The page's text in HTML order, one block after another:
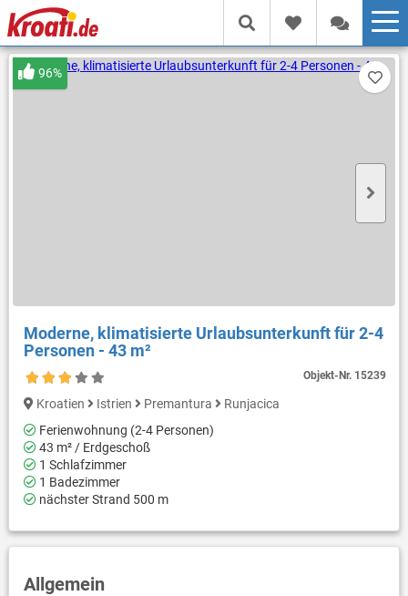
Moderne, klimatisierte Urlaubsunterkunft für 2-4
Personen - 43 m²
Objekt-Nr. 15239
96%
Kroatien Istrien Premantura
Runjacica
Ferienwohnung (2-4 Personen)
43 m² / Erdgeschoß
1 Schlafzimmer
1 Badezimmer
nächster Strand 500 m
Allgemein